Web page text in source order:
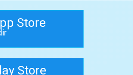
Store
Store